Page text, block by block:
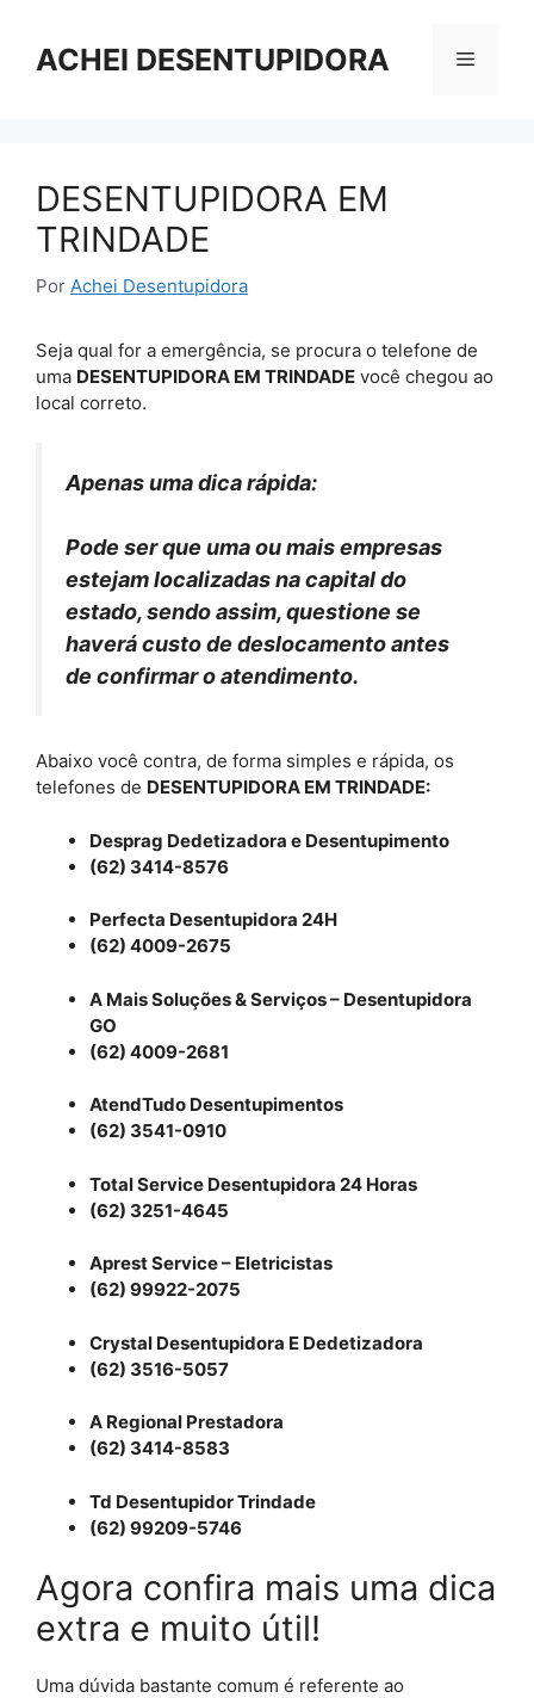
ACHEI DESENTUPIDORA Menu
DESENTUPIDORA EM
TRINDADE
Por Achei Desentupidora
Seja qual for a emergência, se procura o telefone de
uma DESENTUPIDORA EM TRINDADE você chegou ao
local correto.
Apenas uma dica rápida:
Pode ser que uma ou mais empresas
estejam localizadas na capital do
estado, sendo assim, questione se
haverá custo de deslocamento antes
de confirmar o atendimento.
Abaixo você contra, de forma simples e rápida, os
telefones de DESENTUPIDORA EM TRINDADE:
Desprag Dedetizadora e Desentupimento
(62) 3414-8576
Perfecta Desentupidora 24H
(62) 4009-2675
A Mais Soluções & Serviços – Desentupidora
GO
(62) 4009-2681
AtendTudo Desentupimentos
(62) 3541-0910
Total Service Desentupidora 24 Horas
(62) 3251-4645
Aprest Service – Eletricistas
(62) 99922-2075
Crystal Desentupidora E Dedetizadora
(62) 3516-5057
A Regional Prestadora
(62) 3414-8583
Td Desentupidor Trindade
(62) 99209-5746
Agora confira mais uma dica
extra e muito útil!
Uma dúvida bastante comum é referente ao